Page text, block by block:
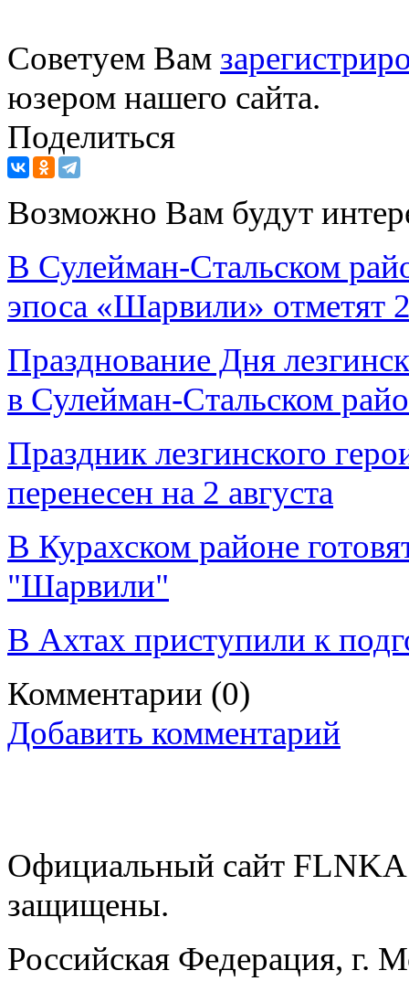
Советуем Вам
юзером нашего сайта.
Поделиться
Возможно Вам будут
В Сулейман-Стальском
эпоса «Шарвили» отметят
Празднование Дня
в Сулейман-Стальском
Праздник лезгинского
перенесен на 2 августа
В Курахском районе
"Шарвили"
В Ахтах приступили к
Комментарии (0)
Добавить комментарий
Официальный сайт
защищены.
Российская Федерация, г.